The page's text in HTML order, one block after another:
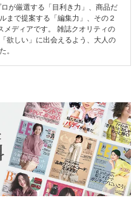
が厳選する「目利き力」、商品だ
まで提案する「編集力」、その２
メディアです。 雑誌クオリティの
欲しい」に出会えるよう、大人の
。